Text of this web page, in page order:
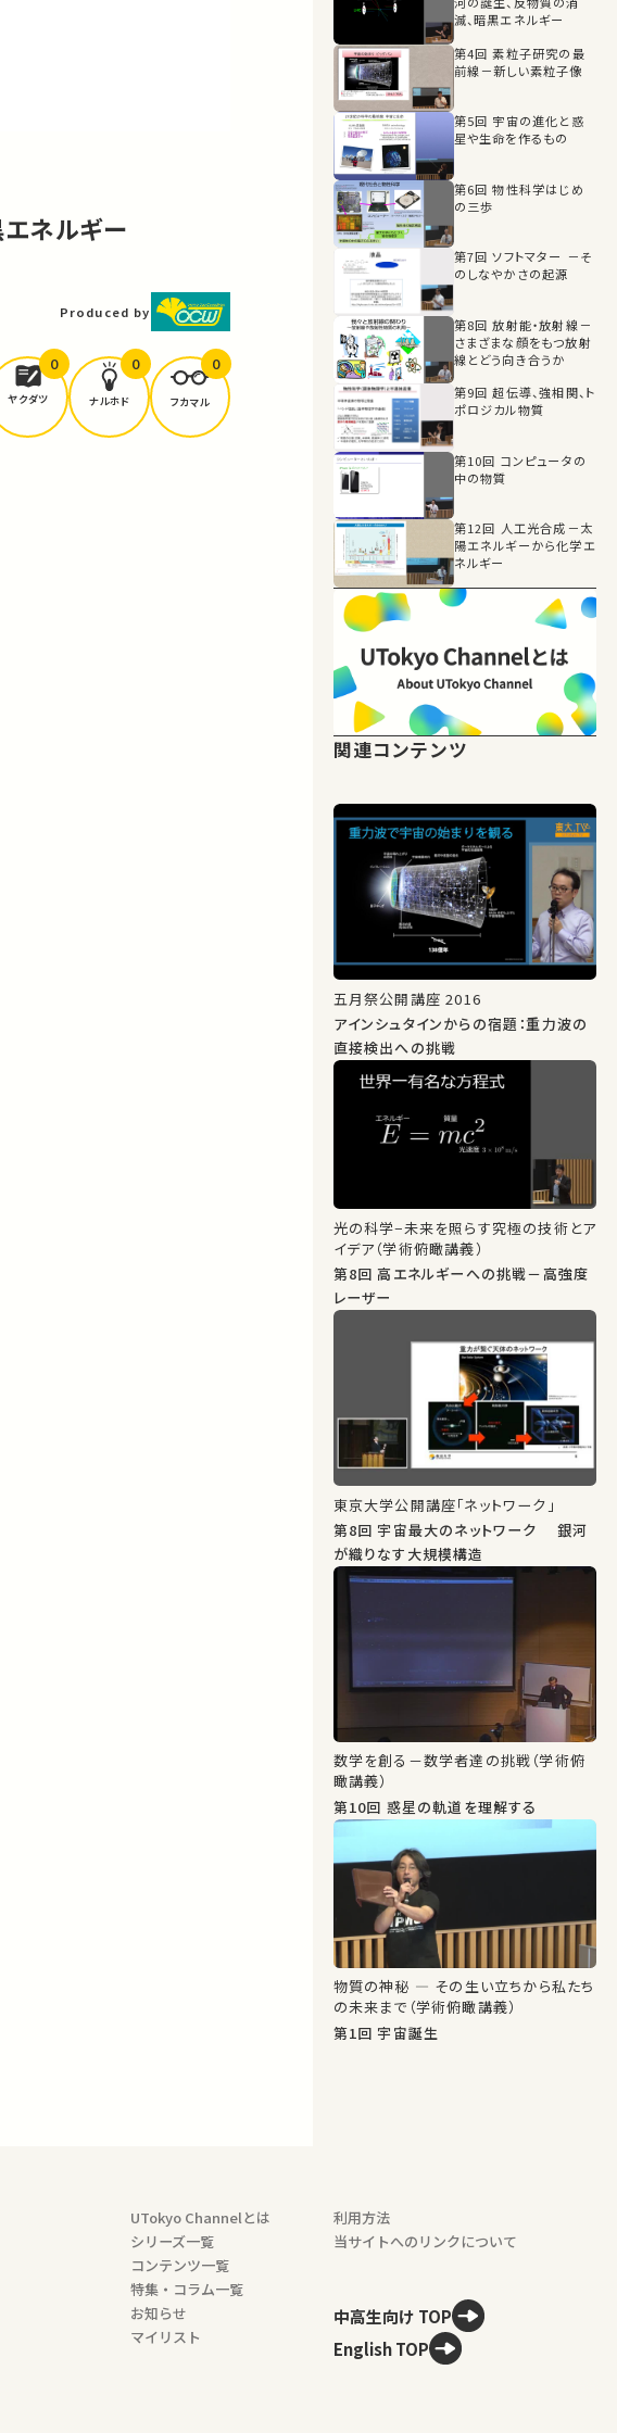
ネルギー
Produced by
ヤクダツ
0
ナルホド
0
フカマル
0
滅、暗黒エネルギー
第4回 素粒子研究の最
前線－新しい素粒子像
第5回 宇宙の進化と惑
星や生命を作るもの
第6回 物性科学はじめ
の三歩
第7回 ソフトマター －そ
のしなやかさの起源
第8回 放射能・放射線－
さまざまな顔をもつ放射
線とどう向き合うか
第9回 超伝導、強相関、ト
ポロジカル物質
第10回 コンピュータの
中の物質
第12回 人工光合成－太
陽エネルギーから化学エ
ネルギー
関連コンテンツ
五月祭公開講座 2016
アインシュタインからの宿題：重力波の
直接検出への挑戦
光の科学−未来を照らす究極の技術とア
イデア（学術俯瞰講義）
第8回 高エネルギーへの挑戦－高強度
レーザー
東京大学公開講座「ネットワーク」
第8回 宇宙最大のネットワーク 銀河
が織りなす大規模構造
数学を創る－数学者達の挑戦（学術俯
瞰講義）
第10回 惑星の軌道を理解する
物質の神秘 ― その生い立ちから私たち
の未来まで（学術俯瞰講義）
第1回 宇宙誕生
UTokyo Channelとは
シリーズ一覧
コンテンツ一覧
特集・コラム一覧
お知らせ
マイリスト
利用方法
当サイトへのリンクについて
中高生向け TOP
English TOP